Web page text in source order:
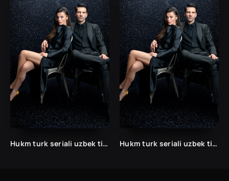
Hukm turk seriali uzbek tilida /Хукм турк сериали ўзбек тилида/ 203. 204. 205. 206. 207. 208. 209. 210. 211. 212. 213. 214. 215 barcha qismlari. Hukm turk seriali uzbek tilida /Хукм турк сериали ўзбек тилида/ 203. 204. 205. 206. 207. 208. 209. 210. 211. 212. 213. 214. 215 barcha qismlari.